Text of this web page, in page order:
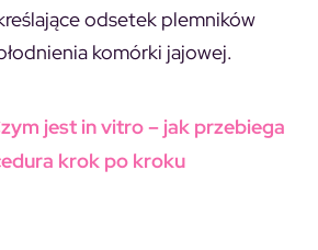
odsetek plemników
komórki jajowej.
jest in vitro– jak przebiega
krok po kroku